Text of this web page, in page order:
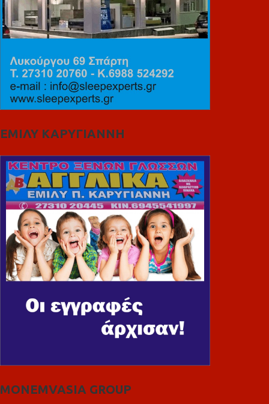
ΕΜΙΛΥ ΚΑΡΥΓΙΑΝΝΗ
MONEMVASIA GROUP